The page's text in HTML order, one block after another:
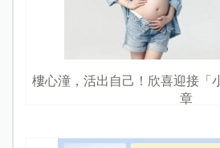
樓心潼，活出自己！欣喜迎接「
章